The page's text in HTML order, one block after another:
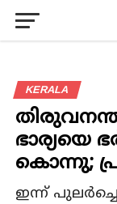
KERALA
ഭാര്യയെ
കൊന്നു;
ഇന്ന്